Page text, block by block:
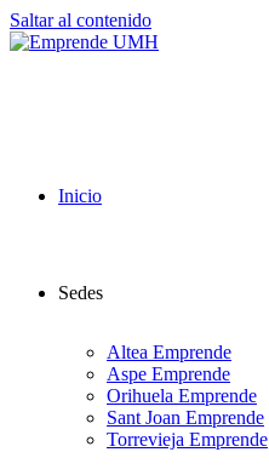
Saltar al contenido
Inicio
Sedes
Altea Emprende
Aspe Emprende
Orihuela Emprende
Sant Joan Emprende
Torrevieja Emprende